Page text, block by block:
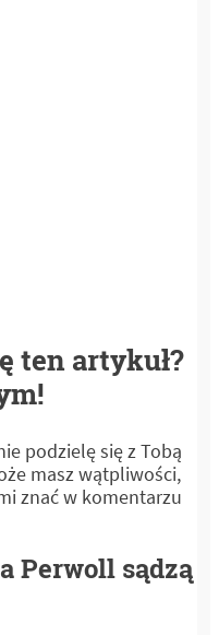
ten artykuł?
podzielę się z Tobą
masz wątpliwości,
znać w komentarzu
Perwoll sądzą